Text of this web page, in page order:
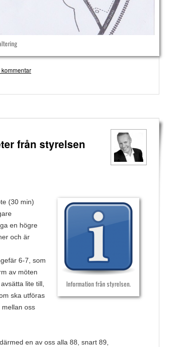
från styrelsen
Information från styrelsen.
(30 min)
en högre
och är
6-7, som
av möten
lite till,
ska utföras
oss
en av oss alla 88, snart 89,